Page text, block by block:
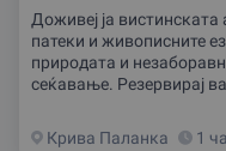
Доживеј ја
патеки и живописните
природата и
сеќавање. Резервирај
Крива Паланка 1